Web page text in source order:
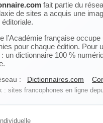
fait partie du
de sites a acquis une
l’Académie française
pour chaque édition. Pour
un dictionnaire 100 %
: Dictionnaires.com
: sites francophones en ligne